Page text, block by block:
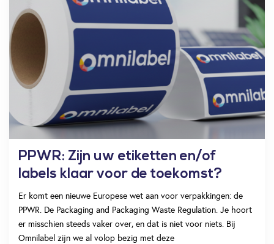
PPWR: Zijn uw etiketten en/of
labels klaar voor de toekomst?
Er komt een nieuwe Europese wet aan voor verpakkingen: de
PPWR. De Packaging and Packaging Waste Regulation. Je hoort
er misschien steeds vaker over, en dat is niet voor niets. Bij
Omnilabel zijn we al volop bezig met deze